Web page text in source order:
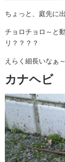
ちょっと、庭先に
チョロチョロ～と
リ？？？？
えらく細長いなぁ
カナヘビ